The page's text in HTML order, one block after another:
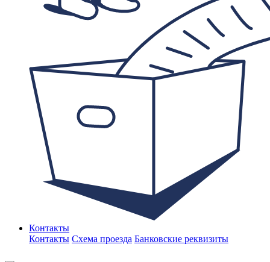
Контакты
Контакты Схема проезда Банковские реквизиты